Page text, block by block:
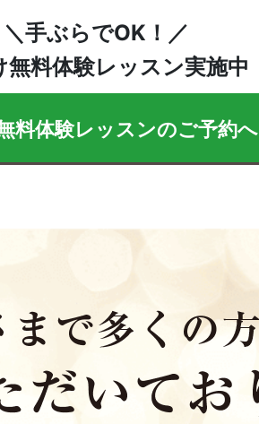
＼手ぶらでOK！／
無料体験レッスン実施中
料体験レッスンのご予約へ